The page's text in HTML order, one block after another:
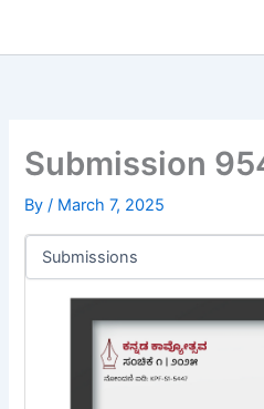
Submission
By/ March 7, 2025